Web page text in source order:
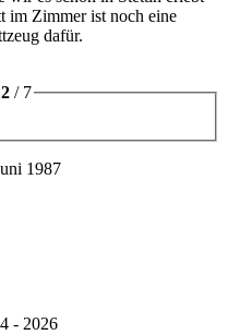
im Zimmer ist noch eine
dafür.
2 / 7
1987
- 2026